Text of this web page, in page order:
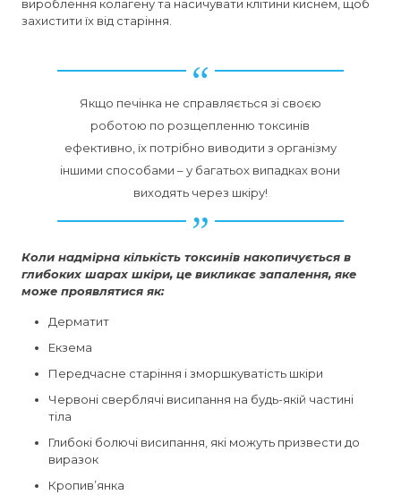
вироблення колагену та насичувати клітини киснем, щоб
захистити їх від старіння.
Якщо печінка не справляється зі своєю
роботою по розщепленню токсинів
ефективно, їх потрібно виводити з організму
іншими способами – у багатьох випадках вони
виходять через шкіру!
Коли надмірна кількість токсинів накопичується в
глибоких шарах шкіри, це викликає запалення, яке
може проявлятися як:
Дерматит
Екзема
Передчасне старіння і зморшкуватість шкіри
Червоні сверблячі висипання на будь-якій частині
тіла
Глибокі болючі висипання, які можуть призвести до
виразок
Кропив’янка